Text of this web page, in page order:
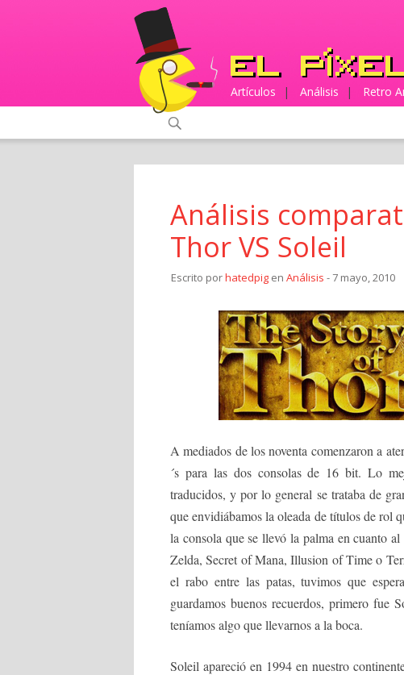
Artículos | Análisis | Retro
Análisis
Thor VS Soleil
Escrito porhatedpig en Análisis - 7 mayo, 2010
A mediados de los noventa comenzaron a
´s para las dos consolas de 16 bit. Lo
traducidos, y por lo general se trataba de
que envidiábamos la oleada de títulos de rol
la consola que se llevó la palma en cuanto
Zelda, Secret of Mana, Illusion of Time o
el rabo entre las patas, tuvimos que
guardamos buenos recuerdos, primero
teníamos algo que llevarnos a la boca.
Soleil apareció en 1994 en nuestro